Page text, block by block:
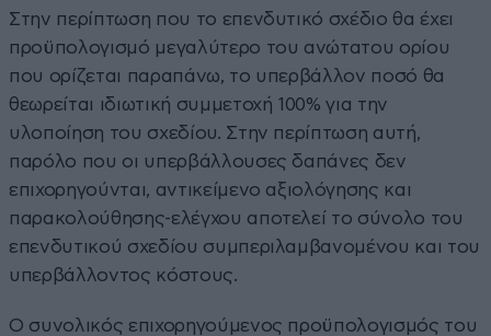
Στην περίπτωση που το επενδυτικό σχέδιο θα έχει
προϋπολογισμό μεγαλύτερο του ανώτατου ορίου
που ορίζεται παραπάνω, το υπερβάλλον ποσό θα
θεωρείται ιδιωτική συμμετοχή 100% για την
υλοποίηση του σχεδίου. Στην περίπτωση αυτή,
παρόλο που οι υπερβάλλουσες δαπάνες δεν
επιχορηγούνται, αντικείμενο αξιολόγησης και
παρακολούθησης-ελέγχου αποτελεί το σύνολο του
επενδυτικού σχεδίου συμπεριλαμβανομένου και του
υπερβάλλοντος κόστους.
Ο συνολικός επιχορηγούμενος προϋπολογισμός του